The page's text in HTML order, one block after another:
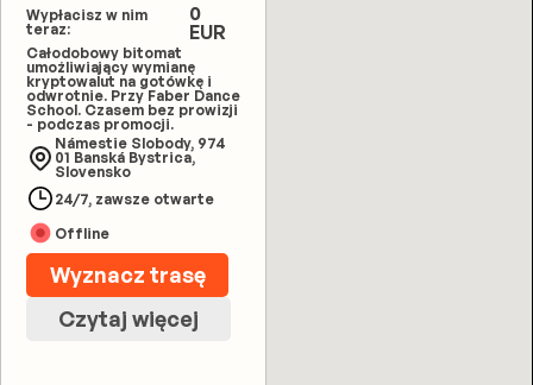
Wypłacisz w nim
teraz:
0
EUR
Całodobowy bitomat
umożliwiający wymianę
kryptowalut na gotówkę i
odwrotnie. Przy Faber Dance
School. Czasem bez prowizji
- podczas promocji.
Námestie Slobody, 974
01 Banská Bystrica,
Slovensko
24/7, zawsze otwarte
Offline
Wyznacz trasę
Czytaj więcej